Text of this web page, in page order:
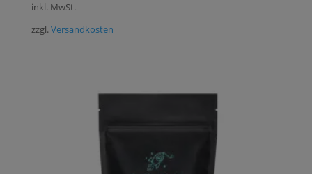
inkl. MwSt.
zzgl.Versandkosten